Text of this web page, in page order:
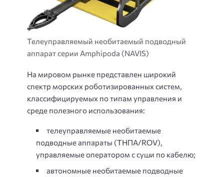
Телеуправляемый необитаемый подводный
аппарат серии Amphipoda (NAVIS)
На мировом рынке представлен широкий
спектр морских роботизированных систем,
классифицируемых по типам управления и
среде полезного использования:
телеуправляемые необитаемые
подводные аппараты (ТНПА/ROV),
управляемые оператором с суши по кабелю;
автономные необитаемые подводные